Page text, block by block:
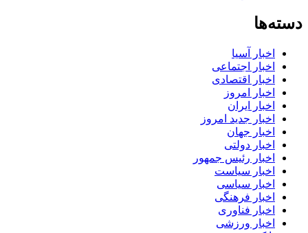
دسته‌ها
اخبار آسیا
اخبار اجتماعی
اخبار اقتصادی
اخبار امروز
اخبار ایران
اخبار جدید امروز
اخبار جهان
اخبار دولتی
اخبار رئیس جمهور
اخبار سیاست
اخبار سیاسی
اخبار فرهنگی
اخبار فناوری
اخبار ورزشی